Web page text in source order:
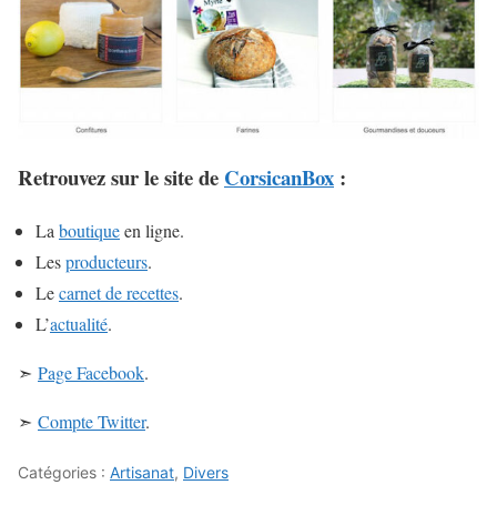
Retrouvez sur le site de CorsicanBox :
Laboutiqueen ligne.
Lesproducteurs.
Lecarnet de recettes.
L’actualité.
➣ Page Facebook.
➣ Compte Twitter.
Catégories : Artisanat, Divers